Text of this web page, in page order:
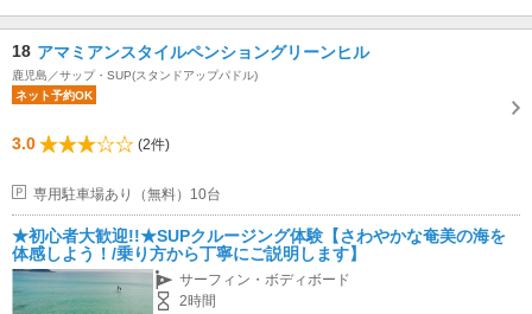
18 アマミアンスタイルペンショングリーンヒル
鹿児島／サップ・SUP(スタンドアップパドル)
ネット予約OK
3.0 (2件)
専用駐車場あり（無料）10台
★初心者大歓迎!!★SUPクルージング体験【さわやかな奄美の海を
体感しよう！/乗り方から丁寧にご説明します】
サーフィン・ボディボード
2時間